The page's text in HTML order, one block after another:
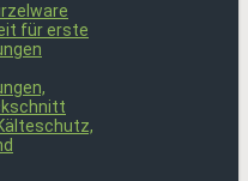
für erste